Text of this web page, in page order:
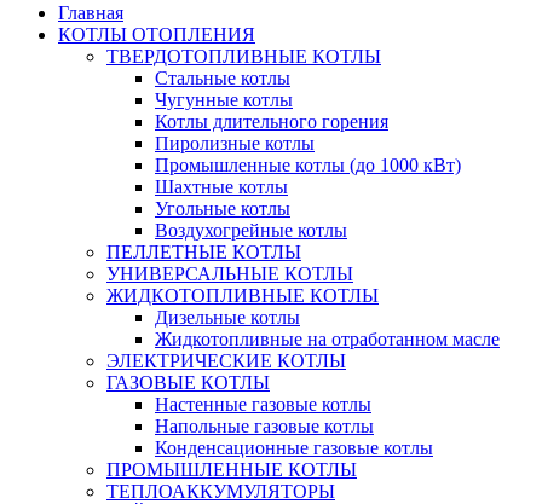
Главная
КОТЛЫ ОТОПЛЕНИЯ
ТВЕРДОТОПЛИВНЫЕ КОТЛЫ
Стальные котлы
Чугунные котлы
Котлы длительного горения
Пиролизные котлы
Промышленные котлы (до 1000 кВт)
Шахтные котлы
Угольные котлы
Воздухогрейные котлы
ПЕЛЛЕТНЫЕ КОТЛЫ
УНИВЕРСАЛЬНЫЕ КОТЛЫ
ЖИДКОТОПЛИВНЫЕ КОТЛЫ
Дизельные котлы
Жидкотопливные на отработанном масле
ЭЛЕКТРИЧЕСКИЕ КОТЛЫ
ГАЗОВЫЕ КОТЛЫ
Настенные газовые котлы
Напольные газовые котлы
Конденсационные газовые котлы
ПРОМЫШЛЕННЫЕ КОТЛЫ
ТЕПЛОАККУМУЛЯТОРЫ